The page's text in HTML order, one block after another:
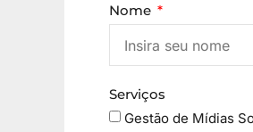
Nome
Serviços
Gestão de Mídias